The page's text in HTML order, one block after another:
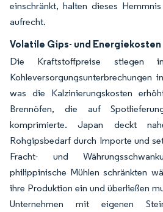
einschränkt, halten dieses
aufrecht.
Volatile Gips- und Energiekosten
Die Kraftstoffpreise stiegen
Kohleversorgungsunterbrechungen
was die Kalzinierungskosten
Brennöfen, die auf
komprimierte. Japan deckt
Rohgipsbedarf durch Importe und
Fracht- und
philippinische Mühlen schränkten
ihre Produktion ein und überließen
Unternehmen mit eigenen